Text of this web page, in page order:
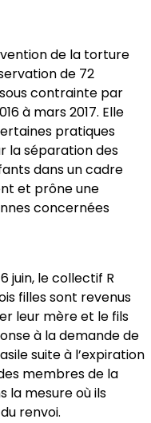
de la torture
de 72
contrainte par
à mars 2017. Elle
pratiques
la séparation des
dans un cadre
et prône une
concernées
juin, le collectif R
filles sont revenus
leur mère et le fils
à la demande de
suite à l’expiration
membres de la
la mesure où ils
renvoi.